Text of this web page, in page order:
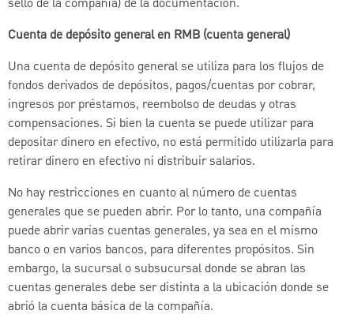
sello de la compañía) de la documentación.
Cuenta de depósito general en RMB (cuenta general)
Una cuenta de depósito general se utiliza para los flujos de
fondos derivados de depósitos, pagos/cuentas por cobrar,
ingresos por préstamos, reembolso de deudas y otras
compensaciones. Si bien la cuenta se puede utilizar para
depositar dinero en efectivo, no está permitido utilizarla para
retirar dinero en efectivo ni distribuir salarios.
No hay restricciones en cuanto al número de cuentas
generales que se pueden abrir. Por lo tanto, una compañía
puede abrir varias cuentas generales, ya sea en el mismo
banco o en varios bancos, para diferentes propósitos. Sin
embargo, la sucursal o subsucursal donde se abran las
cuentas generales debe ser distinta a la ubicación donde se
abrió la cuenta básica de la compañía.